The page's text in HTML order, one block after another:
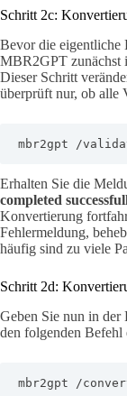
Schritt 2c:
Bevor die eigentliche
MBR2GPT zunächst
Dieser Schritt
überprüft nur, ob alle
mbr2gpt /
Erhalten Sie die
completed
Konvertierung
Fehlermeldung,
häufig sind zu viele
Schritt 2d:
Geben Sie nun in der
den folgenden Befehl
mbr2gpt /